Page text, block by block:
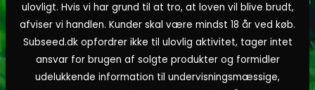
ulovligt. Hvis vi har grund til at tro, at loven vil blive brudt,
afviser vi handlen. Kunder skal være mindst 18 år ved køb.
Subseed.dk opfordrer ikke til ulovlig aktivitet, tager intet
ansvar for brugen af solgte produkter og formidler
udelukkende information til undervisningsmæssige,